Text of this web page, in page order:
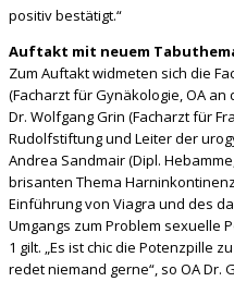
positiv bestätigt.“
Auftakt mit neuem
Zum Auftakt widmeten sich die
(Facharzt für Gynäkologie, OA
Dr. Wolfgang Grin (Facharzt für
Rudolfstiftung und Leiter der
Andrea Sandmair (Dipl.
brisanten Thema
Einführung von Viagra und des
Umgangs zum Problem sexuelle
1 gilt. „Es ist chic die Potenzpille
redet niemand gerne“, so OA Dr.